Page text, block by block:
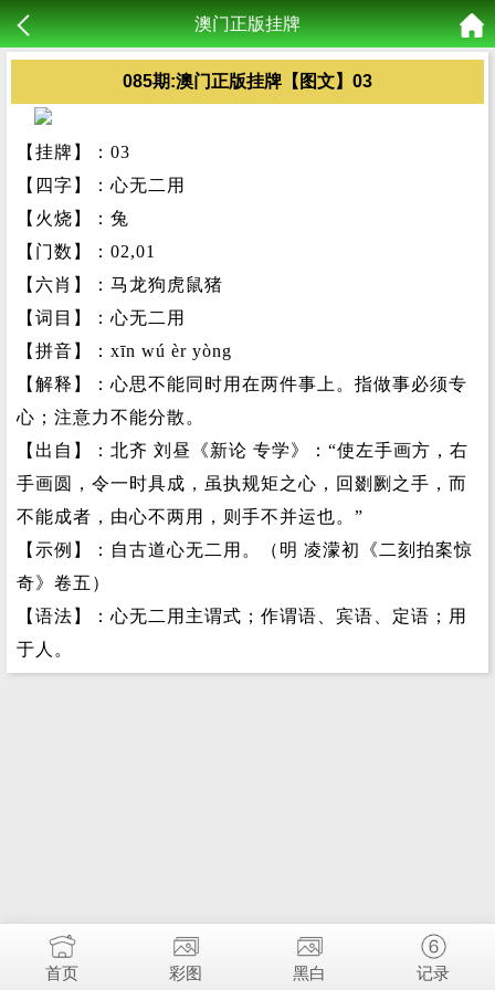
澳门正版挂牌
085期:澳门正版挂牌【图文】03
【挂牌】：03
【四字】：心无二用
【火烧】：兔
【门数】：02,01
【六肖】：马龙狗虎鼠猪
【词目】：心无二用
【拼音】：xīn wú èr yòng
【解释】：心思不能同时用在两件事上。指做事必须专
心；注意力不能分散。
【出自】：北齐 刘昼《新论 专学》：“使左手画方，右
手画圆，令一时具成，虽执规矩之心，回剟劂之手，而
不能成者，由心不两用，则手不并运也。”
【示例】：自古道心无二用。（明 凌濛初《二刻拍案惊
奇》卷五）
【语法】：心无二用主谓式；作谓语、宾语、定语；用
于人。
首页 彩图 黑白 记录